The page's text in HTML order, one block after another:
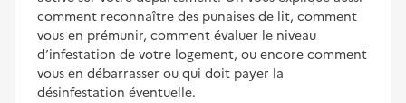
comment reconnaître des punaises de lit, comment
vous en prémunir, comment évaluer le niveau
d’infestation de votre logement, ou encore comment
vous en débarrasser ou qui doit payer la
désinfestation éventuelle.